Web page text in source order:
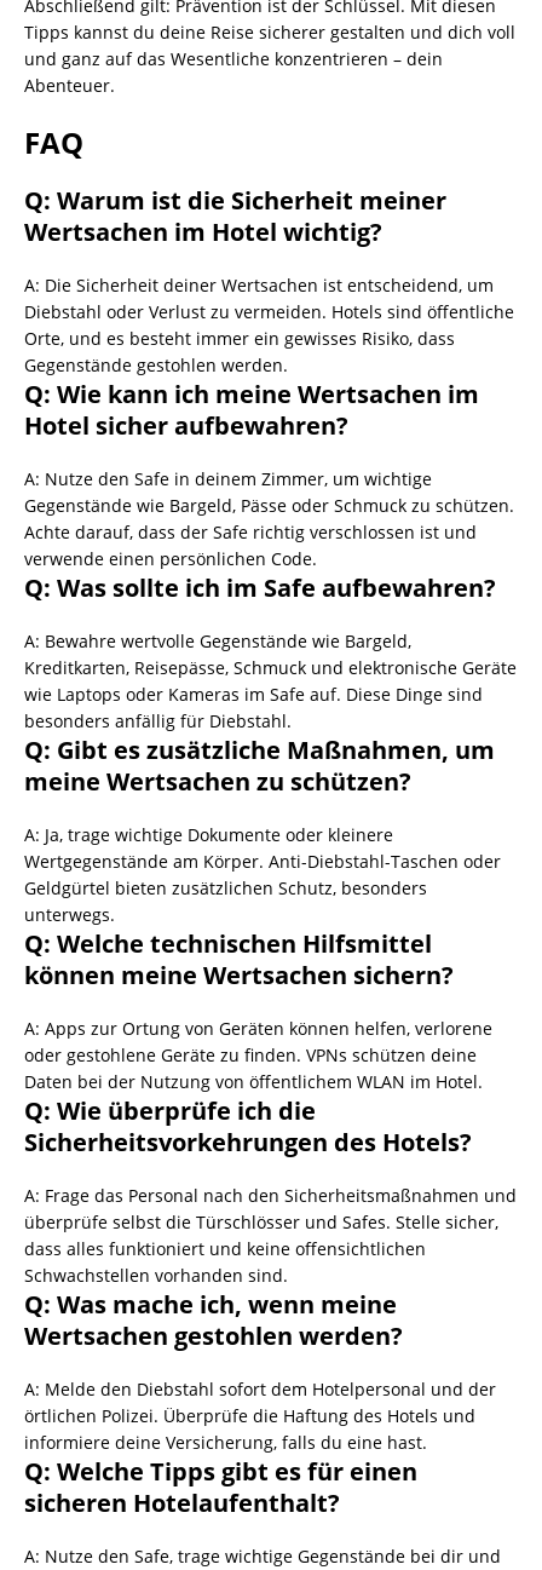
Abschließend gilt: Prävention ist der Schlüssel. Mit diesen
Tipps kannst du deine Reise sicherer gestalten und dich voll
und ganz auf das Wesentliche konzentrieren – dein
Abenteuer.
FAQ
Q: Warum ist die Sicherheit meiner
Wertsachen im Hotel wichtig?
A: Die Sicherheit deiner Wertsachen ist entscheidend, um
Diebstahl oder Verlust zu vermeiden. Hotels sind öffentliche
Orte, und es besteht immer ein gewisses Risiko, dass
Gegenstände gestohlen werden.
Q: Wie kann ich meine Wertsachen im
Hotel sicher aufbewahren?
A: Nutze den Safe in deinem Zimmer, um wichtige
Gegenstände wie Bargeld, Pässe oder Schmuck zu schützen.
Achte darauf, dass der Safe richtig verschlossen ist und
verwende einen persönlichen Code.
Q: Was sollte ich im Safe aufbewahren?
A: Bewahre wertvolle Gegenstände wie Bargeld,
Kreditkarten, Reisepässe, Schmuck und elektronische Geräte
wie Laptops oder Kameras im Safe auf. Diese Dinge sind
besonders anfällig für Diebstahl.
Q: Gibt es zusätzliche Maßnahmen, um
meine Wertsachen zu schützen?
A: Ja, trage wichtige Dokumente oder kleinere
Wertgegenstände am Körper. Anti-Diebstahl-Taschen oder
Geldgürtel bieten zusätzlichen Schutz, besonders
unterwegs.
Q: Welche technischen Hilfsmittel
können meine Wertsachen sichern?
A: Apps zur Ortung von Geräten können helfen, verlorene
oder gestohlene Geräte zu finden. VPNs schützen deine
Daten bei der Nutzung von öffentlichem WLAN im Hotel.
Q: Wie überprüfe ich die
Sicherheitsvorkehrungen des Hotels?
A: Frage das Personal nach den Sicherheitsmaßnahmen und
überprüfe selbst die Türschlösser und Safes. Stelle sicher,
dass alles funktioniert und keine offensichtlichen
Schwachstellen vorhanden sind.
Q: Was mache ich, wenn meine
Wertsachen gestohlen werden?
A: Melde den Diebstahl sofort dem Hotelpersonal und der
örtlichen Polizei. Überprüfe die Haftung des Hotels und
informiere deine Versicherung, falls du eine hast.
Q: Welche Tipps gibt es für einen
sicheren Hotelaufenthalt?
A: Nutze den Safe, trage wichtige Gegenstände bei dir und